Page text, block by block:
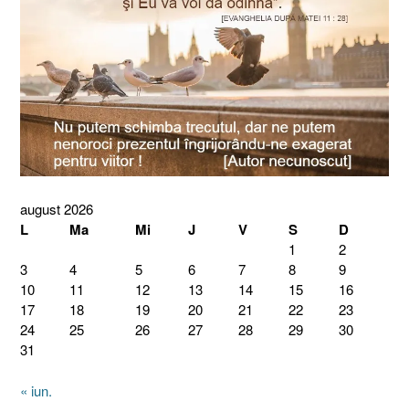
august 2026
L Ma Mi J V S D
1
2
3
4 5 6 7 8
9
10
11 12 13 14 15
16
17
18 19 20 21 22
23
24
25 26 27 28 29
30
31
« iun.